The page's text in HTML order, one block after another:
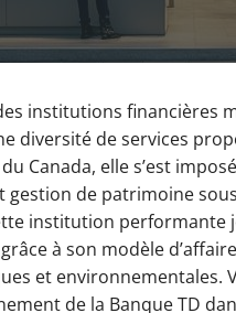
institutions
diversité de services
Canada, elle s’est
gestion de patrimoine
institution performante
à son modèle
et environnementales.
de la Banque TD